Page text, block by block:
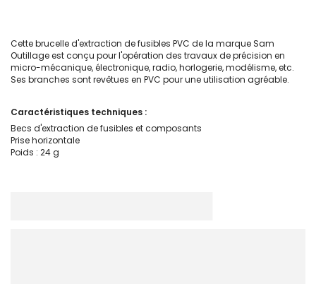
Cette brucelle d'extraction de fusibles PVC de la marque Sam
Outillage est conçu pour l'opération des travaux de précision en
micro-mécanique, électronique, radio, horlogerie, modélisme, etc.
Ses branches sont revêtues en PVC pour une utilisation agréable.
Caractéristiques techniques :
Becs d'extraction de fusibles et composants
Prise horizontale
Poids : 24 g